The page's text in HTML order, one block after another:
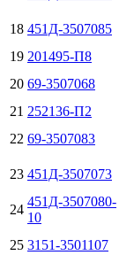
18 451Д-3507085
19 201495-П8
20 69-3507068
21 252136-П2
22 69-3507083
23 451Д-3507073
24
451Д-3507080-
10
25 3151-3501107